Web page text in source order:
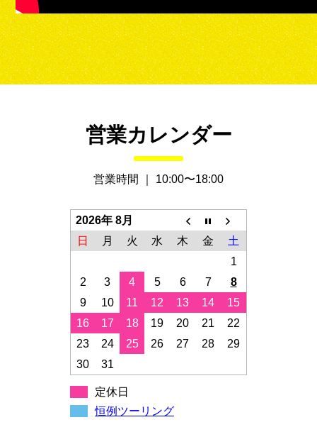
営業カレンダー
営業時間 ｜ 10:00〜18:00
2026年 8月
日
月 火 水 木 金
土
1
2
3 4 5 6 7
8
9
10 11 12 13 14
15
16
17 18 19 20 21
22
23
24 25 26 27 28
29
30
31
定休日
恒例ツーリング